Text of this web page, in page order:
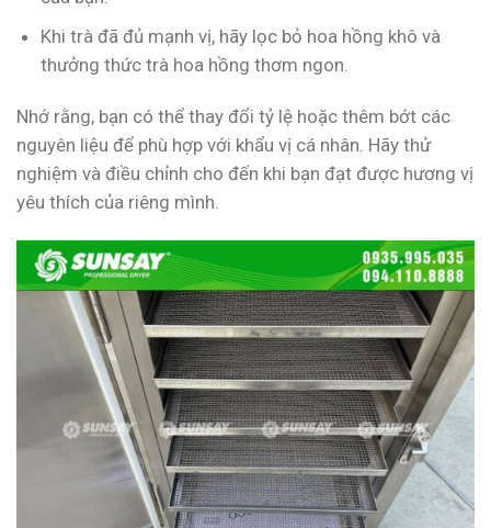
Khi trà đã đủ mạnh vị, hãy lọc bỏ hoa hồng khô và
thưởng thức trà hoa hồng thơm ngon.
Nhớ rằng, bạn có thể thay đổi tỷ lệ hoặc thêm bớt các
nguyên liệu để phù hợp với khẩu vị cá nhân. Hãy thử
nghiệm và điều chỉnh cho đến khi bạn đạt được hương vị
yêu thích của riêng mình.